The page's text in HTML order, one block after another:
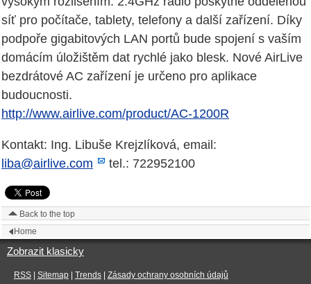
síť pro počítače, tablety, telefony a další zařízení. Díky
podpoře gigabitových LAN portů bude spojení s vaším
domácím úložištěm dat rychlé jako blesk. Nové AirLive
bezdrátové AC zařízení je určeno pro aplikace
budoucnosti.
http://www.airlive.com/product/AC-1200R
Kontakt: Ing. Libuše Krejzlíková, email:
liba@airlive.com
tel.: 722952100
Back to the top
Home
Zobrazit klasicky
RSS| Sitemap| Trends| Zásady ochrany osobních údajů